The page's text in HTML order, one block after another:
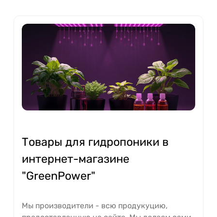
Товары для гидропоники в
интернет-магазине
"GreenPower"
Мы производители - всю продукуцию,